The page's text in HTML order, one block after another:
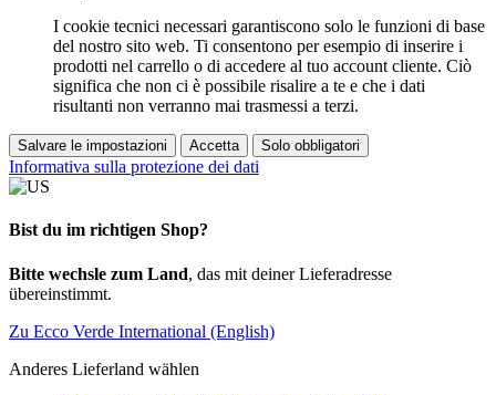
I cookie tecnici necessari garantiscono solo le funzioni di base
del nostro sito web. Ti consentono per esempio di inserire i
prodotti nel carrello o di accedere al tuo account cliente. Ciò
significa che non ci è possibile risalire a te e che i dati
risultanti non verranno mai trasmessi a terzi.
Salvare le impostazioni Accetta Solo obbligatori
Informativa sulla protezione dei dati
Bist du im richtigen Shop?
Bitte wechsle zum Land, das mit deiner Lieferadresse
übereinstimmt.
Zu Ecco Verde International (English)
Anderes Lieferland wählen